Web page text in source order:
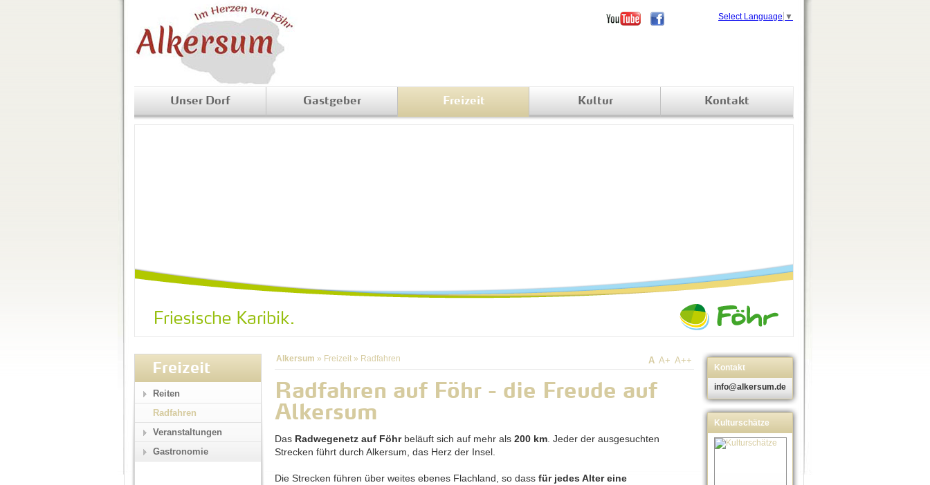
Unser Dorf Gastgeber Freizeit Kultur Kontakt
Alkersum » Freizeit » Radfahren A A+ A++
Radfahren auf Föhr - die Freude auf
Alkersum
Das Radwegenetz auf Föhrbeläuft sich auf mehr als 200 km . Jeder der ausgesuchten
Strecken führt durch Alkersum, das Herz der Insel.
Die Strecken führen über weites ebenes Flachland, so dass für jedes Alter eine
Kontakt
info@alkersum.de
Kulturschätze
Freizeit
Reiten
Radfahren
Veranstaltungen
Gastronomie
Select Language ▼